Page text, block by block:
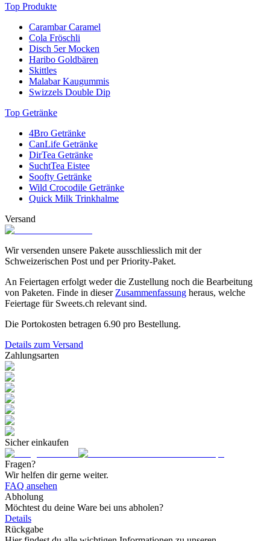
Top Produkte
Carambar Caramel
Cola Fröschli
Disch 5er Mocken
Haribo Goldbären
Skittles
Malabar Kaugummis
Swizzels Double Dip
Top Getränke
4Bro Getränke
CanLife Getränke
DirTea Getränke
SuchtTea Eistee
Soofty Getränke
Wild Crocodile Getränke
Quick Milk Trinkhalme
Versand
Wir versenden unsere Pakete ausschliesslich mit der
Schweizerischen Post und per Priority-Paket.
An Feiertagen erfolgt weder die Zustellung noch die Bearbeitung
von Paketen. Finde in dieser Zusammenfassung heraus, welche
Feiertage für Sweets.ch relevant sind.
Die Portokosten betragen 6.90 pro Bestellung.
Details zum Versand
Zahlungsarten
Sicher einkaufen
Fragen?
Wir helfen dir gerne weiter.
FAQ ansehen
Abholung
Möchtest du deine Ware bei uns abholen?
Details
Rückgabe